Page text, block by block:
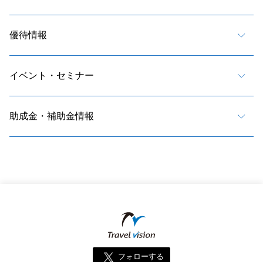
優待情報
イベント・セミナー
助成金・補助金情報
フォローする